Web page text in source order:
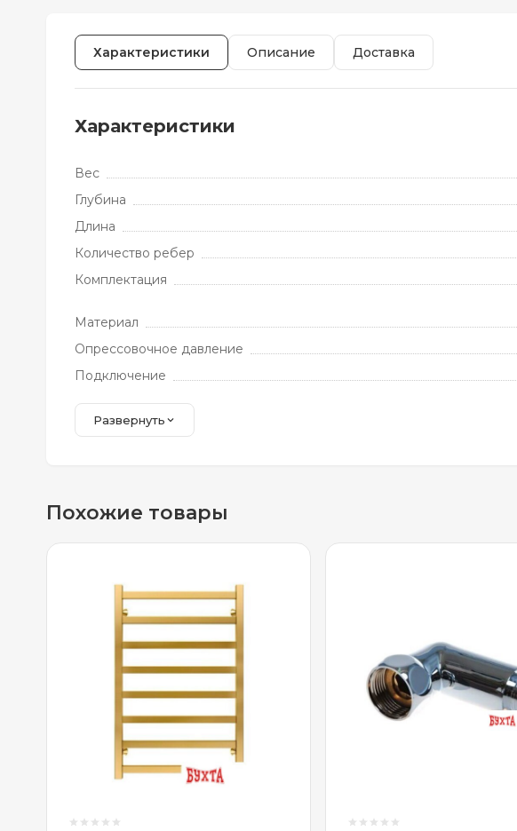
Характеристики Описание Доставка
Характеристики
Вес
Глубина
Длина
Количество ребер
Комплектация
Материал
Опрессовочное давление
Подключение
Развернуть
Похожие товары